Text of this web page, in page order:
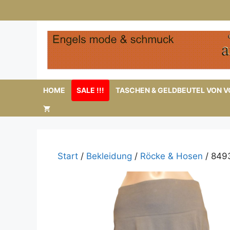
Inhalt
HOME SALE !!! TASCHEN & GELDBEUTEL VON
Start / Bekleidung / Röcke & Hosen /